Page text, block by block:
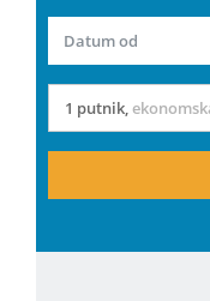
Datum od
1 putnik,